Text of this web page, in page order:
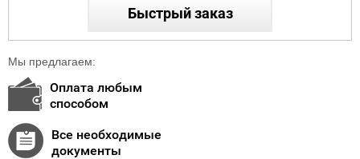
Быстрый заказ
Мы предлагаем:
Оплата любым
способом
Все необходимые
документы